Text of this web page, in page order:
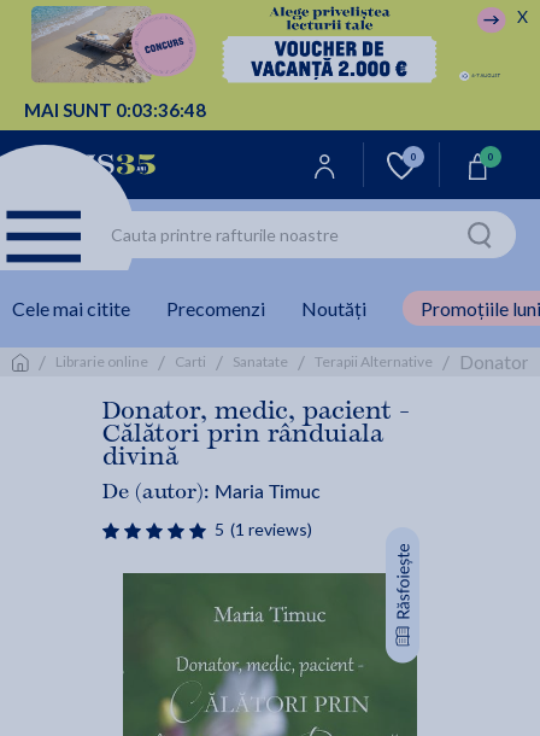
MAI SUNT 0:03:36:48
X
0 0
Cele mai citite Precomenzi Noutăți Promoțiile
/ Librarie online / Carti / Sanatate / Terapii Alternative / Donator,
Donator, medic, pacient -
Călători prin rânduiala
divină
De (autor): Maria Timuc
5 (1 reviews)